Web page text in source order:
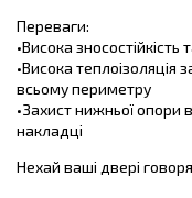
Переваги:
•Висока зносостійкість
•Висока
всьому периметру
•Захист нижньої опори
накладці
Нехай ваші двері